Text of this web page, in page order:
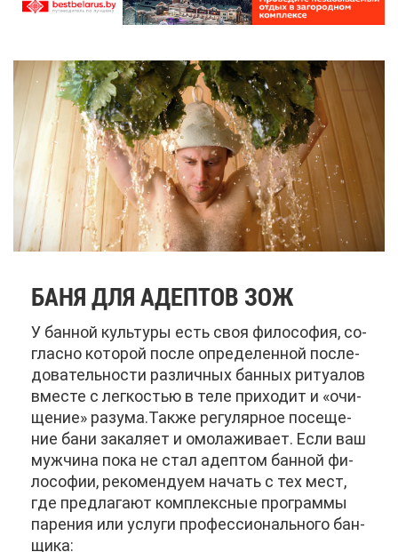
БА­НЯ ДЛЯ АДЕП­ТОВ ЗОЖ
У бан­ной куль­ту­ры есть своя фи­ло­со­фия, со­
глас­но ко­то­рой по­сле опре­де­лен­ной по­сле­
до­ва­тель­но­сти раз­лич­ных бан­ных ри­ту­а­лов
вме­сте с лег­ко­стью в те­ле при­хо­дит и «очи­
ще­ние» ра­зу­ма.Та­к­же ре­гу­ляр­ное по­се­ще­
ние ба­ни за­ка­ля­ет и омо­ла­жи­ва­ет. Ес­ли ваш
муж­чи­на по­ка не стал адеп­том бан­ной фи­
ло­со­фии, ре­ко­мен­ду­ем на­чать с тех мест,
где пред­ла­га­ют ком­плекс­ные про­грам­мы
па­ре­ния или услу­ги про­фес­си­о­наль­но­го бан­
щи­ка: